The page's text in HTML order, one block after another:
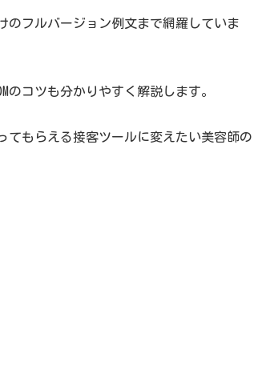
のフルバージョン例文まで網羅していま
のコツも分かりやすく解説します。
てもらえる接客ツールに変えたい美容師の